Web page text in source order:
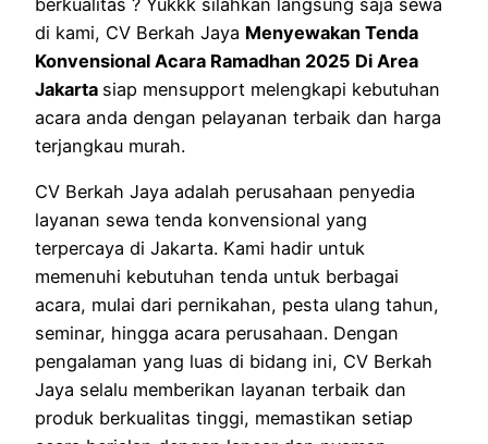
di kami, CV Berkah Jaya Menyewakan Tenda
Konvensional Acara Ramadhan 2025 Di Area
Jakarta siap mensupport melengkapi kebutuhan
acara anda dengan pelayanan terbaik dan harga
terjangkau murah.
CV Berkah Jaya adalah perusahaan penyedia
layanan sewa tenda konvensional yang
terpercaya di Jakarta. Kami hadir untuk
memenuhi kebutuhan tenda untuk berbagai
acara, mulai dari pernikahan, pesta ulang tahun,
seminar, hingga acara perusahaan. Dengan
pengalaman yang luas di bidang ini, CV Berkah
Jaya selalu memberikan layanan terbaik dan
produk berkualitas tinggi, memastikan setiap